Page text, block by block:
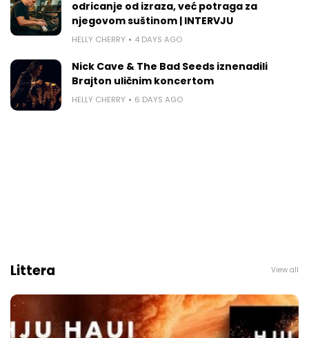
odricanje od izraza, već potraga za
njegovom suštinom | INTERVJU
HELLY CHERRY 4 DAYS AGO
Nick Cave & The Bad Seeds iznenadili
Brajton uličnim koncertom
HELLY CHERRY 6 DAYS AGO
Littera View all